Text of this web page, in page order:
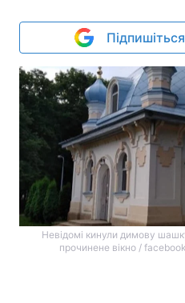
Невідомі кинули димову
прочинене вікно /